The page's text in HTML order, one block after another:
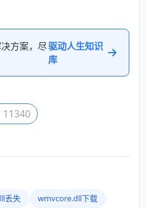
方案，尽驱动人生知识
库
11340
丢失 wmvcore.dll下载